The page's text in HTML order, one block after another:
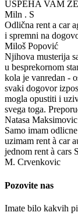
USPEHA VAM
Miln . S
Odlična rent a car
i spremni na
Miloš Popović
Njihova musterija
u besprekornom
kola je vanredan -
svaki dogovor
mogla opustiti i
svega toga.
Natasa Maksimovic
Samo imam
uzimam rent à car
jednom rent à cars
M. Crvenkovic
Pozovite nas
Imate bilo kakvih